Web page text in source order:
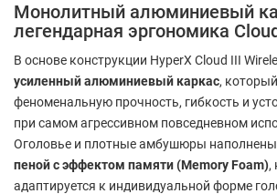
Монолитный алюминиевый
легендарная эргономика Cloud
В основе конструкции HyperX Cloud III
усиленный алюминиевый каркас,
феноменальную прочность, гибкость и
при самом агрессивном повседневном
Оголовье и плотные амбушюры
пеной с эффектом памяти (Memory Foam),
адаптируется к индивидуальной форме